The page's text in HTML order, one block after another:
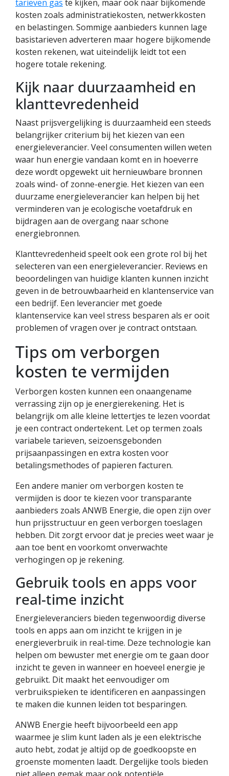
tarieven gas te kijken, maar ook naar bijkomende
kosten zoals administratiekosten, netwerkkosten
en belastingen. Sommige aanbieders kunnen lage
basistarieven adverteren maar hogere bijkomende
kosten rekenen, wat uiteindelijk leidt tot een
hogere totale rekening.
Kijk naar duurzaamheid en
klanttevredenheid
Naast prijsvergelijking is duurzaamheid een steeds
belangrijker criterium bij het kiezen van een
energieleverancier. Veel consumenten willen weten
waar hun energie vandaan komt en in hoeverre
deze wordt opgewekt uit hernieuwbare bronnen
zoals wind- of zonne-energie. Het kiezen van een
duurzame energieleverancier kan helpen bij het
verminderen van je ecologische voetafdruk en
bijdragen aan de overgang naar schone
energiebronnen.
Klanttevredenheid speelt ook een grote rol bij het
selecteren van een energieleverancier. Reviews en
beoordelingen van huidige klanten kunnen inzicht
geven in de betrouwbaarheid en klantenservice van
een bedrijf. Een leverancier met goede
klantenservice kan veel stress besparen als er ooit
problemen of vragen over je contract ontstaan.
Tips om verborgen
kosten te vermijden
Verborgen kosten kunnen een onaangename
verrassing zijn op je energierekening. Het is
belangrijk om alle kleine lettertjes te lezen voordat
je een contract ondertekent. Let op termen zoals
variabele tarieven, seizoensgebonden
prijsaanpassingen en extra kosten voor
betalingsmethodes of papieren facturen.
Een andere manier om verborgen kosten te
vermijden is door te kiezen voor transparante
aanbieders zoals ANWB Energie, die open zijn over
hun prijsstructuur en geen verborgen toeslagen
hebben. Dit zorgt ervoor dat je precies weet waar je
aan toe bent en voorkomt onverwachte
verhogingen op je rekening.
Gebruik tools en apps voor
real-time inzicht
Energieleveranciers bieden tegenwoordig diverse
tools en apps aan om inzicht te krijgen in je
energieverbruik in real-time. Deze technologie kan
helpen om bewuster met energie om te gaan door
inzicht te geven in wanneer en hoeveel energie je
gebruikt. Dit maakt het eenvoudiger om
verbruikspieken te identificeren en aanpassingen
te maken die kunnen leiden tot besparingen.
ANWB Energie heeft bijvoorbeeld een app
waarmee je slim kunt laden als je een elektrische
auto hebt, zodat je altijd op de goedkoopste en
groenste momenten laadt. Dergelijke tools bieden